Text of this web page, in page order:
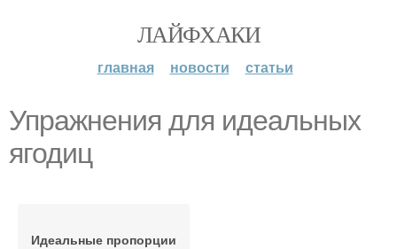
ЛАЙФХАКИ
главная новости статьи
Упражнения для идеальных
ягодиц
Идеальные пропорции